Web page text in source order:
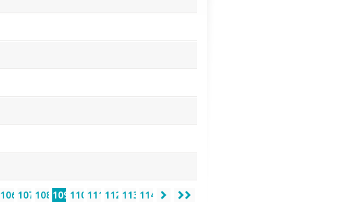
106 107 108 109 110 111 112 113 114